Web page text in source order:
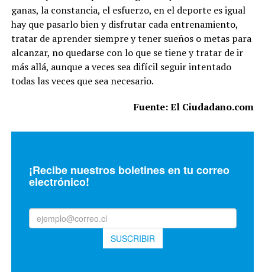
ganas, la constancia, el esfuerzo, en el deporte es igual
hay que pasarlo bien y disfrutar cada entrenamiento,
tratar de aprender siempre y tener sueños o metas para
alcanzar, no quedarse con lo que se tiene y tratar de ir
más allá, aunque a veces sea difícil seguir intentado
todas las veces que sea necesario.
Fuente: El Ciudadano.com